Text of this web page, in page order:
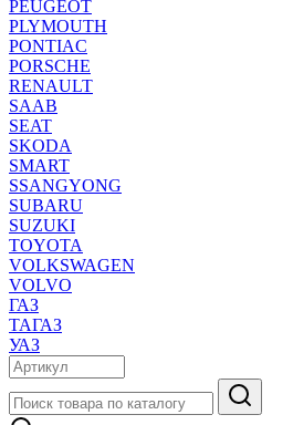
PEUGEOT
PLYMOUTH
PONTIAC
PORSCHE
RENAULT
SAAB
SEAT
SKODA
SMART
SSANGYONG
SUBARU
SUZUKI
TOYOTA
VOLKSWAGEN
VOLVO
ГАЗ
ТАГАЗ
УАЗ